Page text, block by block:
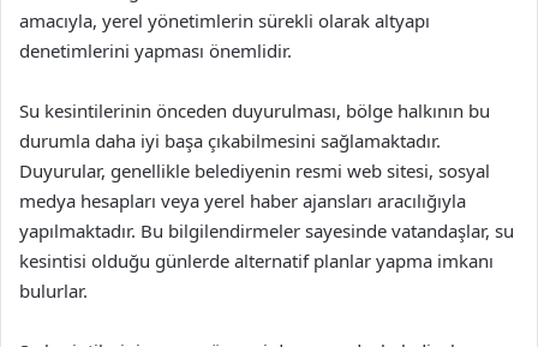
amacıyla, yerel yönetimlerin sürekli olarak altyapı
denetimlerini yapması önemlidir.
Su kesintilerinin önceden duyurulması, bölge halkının bu
durumla daha iyi başa çıkabilmesini sağlamaktadır.
Duyurular, genellikle belediyenin resmi web sitesi, sosyal
medya hesapları veya yerel haber ajansları aracılığıyla
yapılmaktadır. Bu bilgilendirmeler sayesinde vatandaşlar, su
kesintisi olduğu günlerde alternatif planlar yapma imkanı
bulurlar.